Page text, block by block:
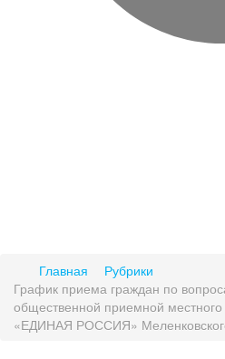
Главная
Рубрики
График приема граждан по
общественной приемной
«ЕДИНАЯ РОССИЯ»